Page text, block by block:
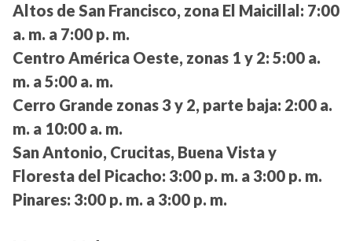
Altos de San Francisco, zona El Maicillal: 7:00
a. m. a 7:00 p. m.
Centro América Oeste, zonas 1 y 2: 5:00 a.
m. a 5:00 a. m.
Cerro Grande zonas 3 y 2, parte baja: 2:00 a.
m. a 10:00 a. m.
San Antonio, Crucitas, Buena Vista y
Floresta del Picacho: 3:00 p. m. a 3:00 p. m.
Pinares: 3:00 p. m. a 3:00 p. m.